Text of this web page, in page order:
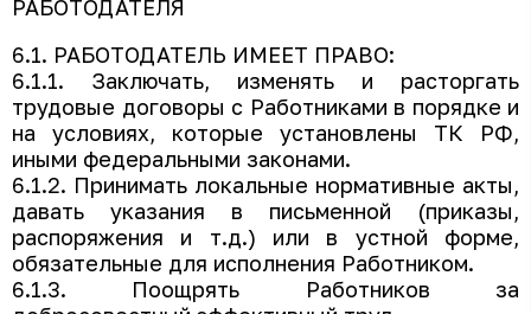
РАБОТОДАТЕЛЯ
6.1. РАБОТОДАТЕЛЬ ИМЕЕТ ПРАВО:
6.1.1. Заключать, изменять и расторгать
трудовые договоры с Работниками в порядке и
на условиях, которые установлены ТК РФ,
иными федеральными законами.
6.1.2. Принимать локальные нормативные акты,
давать указания в письменной (приказы,
распоряжения и т.д.) или в устной форме,
обязательные для исполнения Работником.
6.1.3. Поощрять Работников за